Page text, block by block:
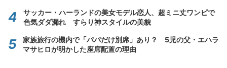
サッカー・ハーランドの美女モデル恋人、超ミニ丈ワンピで
色気ダダ漏れ すらり神スタイルの美貌
家族旅行の機内で「パパだけ別席」あり？ 5児の父・エハラ
マサヒロが明かした座席配置の理由